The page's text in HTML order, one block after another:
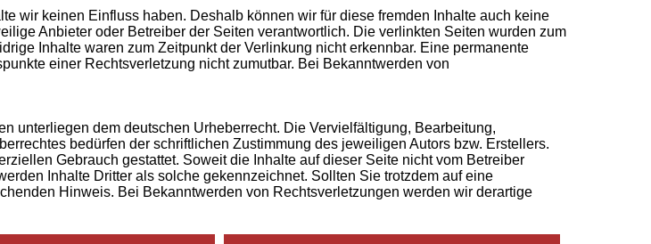
wir keinen Einfluss haben. Deshalb können wir für diese fremden Inhalte auch keine
Anbieter oder Betreiber der Seiten verantwortlich. Die verlinkten Seiten wurden zum
Inhalte waren zum Zeitpunkt der Verlinkung nicht erkennbar. Eine permanente
einer Rechtsverletzung nicht zumutbar. Bei Bekanntwerden von
unterliegen dem deutschen Urheberrecht. Die Vervielfältigung, Bearbeitung,
bedürfen der schriftlichen Zustimmung des jeweiligen Autors bzw. Erstellers.
Gebrauch gestattet. Soweit die Inhalte auf dieser Seite nicht vom Betreiber
Inhalte Dritter als solche gekennzeichnet. Sollten Sie trotzdem auf eine
Hinweis. Bei Bekanntwerden von Rechtsverletzungen werden wir derartige